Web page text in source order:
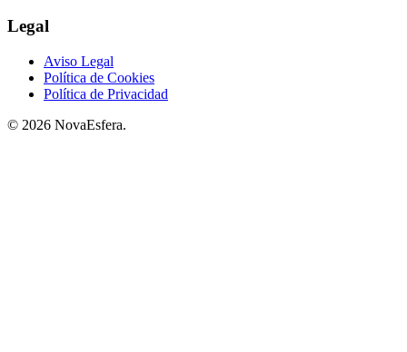
Legal
Aviso Legal
Política de Cookies
Política de Privacidad
© 2026 NovaEsfera.